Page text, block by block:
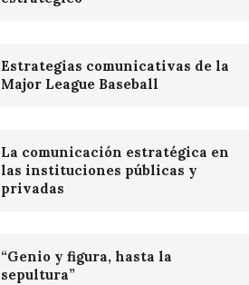
Estrategias comunicativas de la
Major League Baseball
La comunicación estratégica en
las instituciones públicas y
privadas
“Genio y figura, hasta la
sepultura”